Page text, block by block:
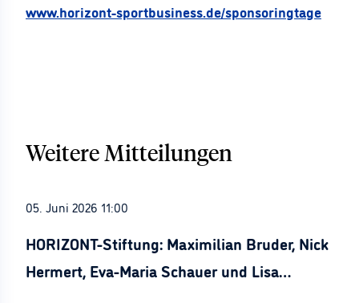
www.horizont-sportbusiness.de/sponsoringtage
Weitere Mitteilungen
05. Juni 2026 11:00
HORIZONT-Stiftung: Maximilian Bruder, Nick
Hermert, Eva-Maria Schauer und Lisa